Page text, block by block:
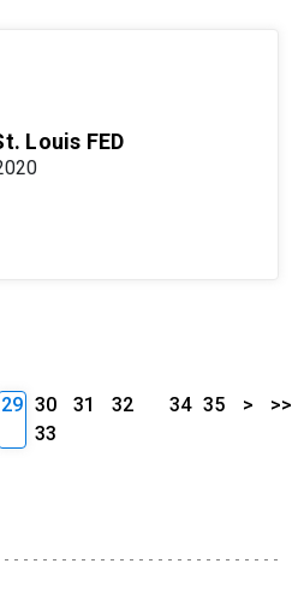
Louis FED
29 30 31
32
33
34 35 > >>